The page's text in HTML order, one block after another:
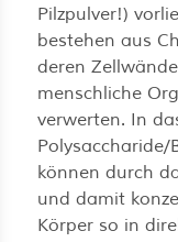
Pilzpulver!)
bestehen aus
deren
menschliche
verwerten. In
können durch
und damit
Körper so in